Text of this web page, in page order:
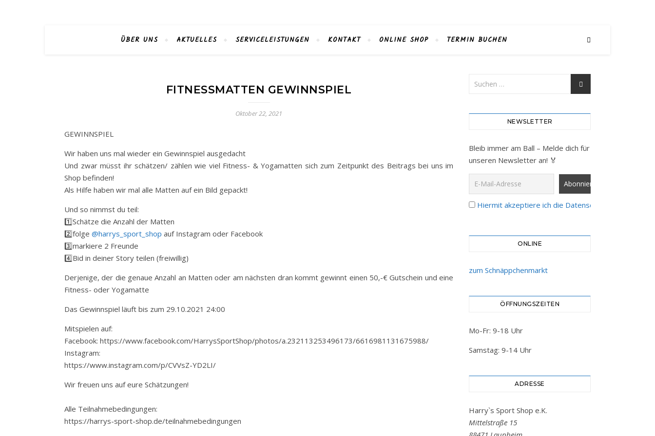
ÜBER UNS AKTUELLES SERVICELEISTUNGEN KONTAKT ONLINE SHOP TERMIN BUCHEN
FITNESSMATTEN GEWINNSPIEL
Oktober 22, 2021
GEWINNSPIEL
Wir haben uns mal wieder ein Gewinnspiel ausgedacht
Und zwar müsst ihr schätzen/ zählen wie viel Fitness- & Yogamatten sich zum Zeitpunkt des Beitrags bei uns im
Shop befinden!
Als Hilfe haben wir mal alle Matten auf ein Bild gepackt!
Und so nimmst du teil:
1️⃣Schätze die Anzahl der Matten
2️⃣folge @harrys_sport_shop auf Instagram oder Facebook
3️⃣markiere 2 Freunde
4️⃣Bid in deiner Story teilen (freiwillig)
Derjenige, der die genaue Anzahl an Matten oder am nächsten dran kommt gewinnt einen 50,-€ Gutschein und eine
Fitness- oder Yogamatte
Das Gewinnspiel läuft bis zum 29.10.2021 24:00
Mitspielen auf:
Facebook: https://www.facebook.com/HarrysSportShop/photos/a.232113253496173/6616981131675988/
Instagram:
https://www.instagram.com/p/CVVsZ-YD2LI/
Wir freuen uns auf eure Schätzungen!
Alle Teilnahmebedingungen:
https://harrys-sport-shop.de/teilnahmebedingungen
NEWSLETTER
Bleib immer am Ball – Melde dich für
unseren Newsletter an! 🏅
Hiermit akzeptiere ich die
ONLINE
zum Schnäppchenmarkt
ÖFFNUNGSZEITEN
Mo-Fr: 9-18 Uhr
Samstag: 9-14 Uhr
ADRESSE
Harry`s Sport Shop e.K.
Mittelstraße 15